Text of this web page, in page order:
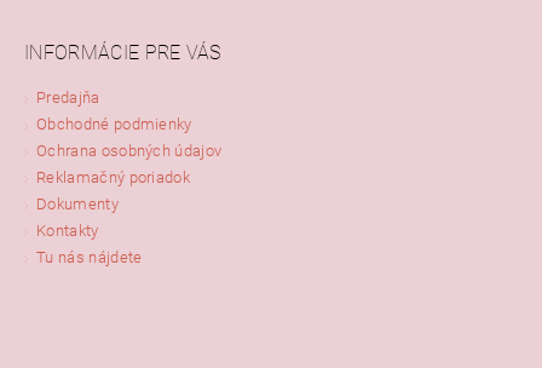
INFORMÁCIE PRE VÁS
Predajňa
Obchodné podmienky
Ochrana osobných údajov
Reklamačný poriadok
Dokumenty
Kontakty
Tu nás nájdete